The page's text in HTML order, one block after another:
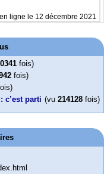
ligne le 12 décembre 2021
fois)
fois)
c’est parti (vu 214128 fois)